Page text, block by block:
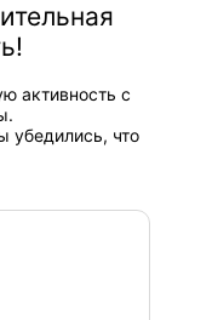
активность с
убедились, что